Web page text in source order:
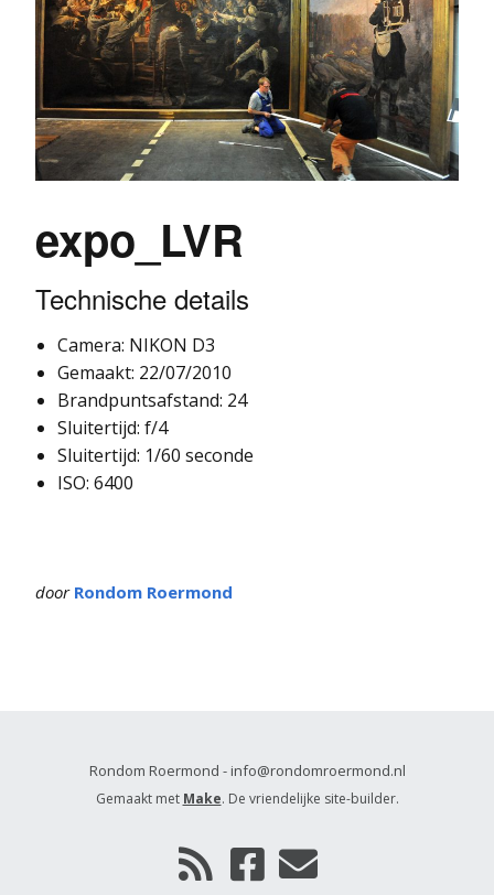
expo_LVR
Technische details
Camera: NIKON D3
Gemaakt: 22/07/2010
Brandpuntsafstand: 24
Sluitertijd: f/4
Sluitertijd: 1/60 seconde
ISO: 6400
door Rondom Roermond
Rondom Roermond - info@rondomroermond.nl
Gemaakt met Make. De vriendelijke site-builder.